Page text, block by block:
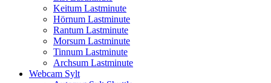
Keitum Lastminute
Hörnum Lastminute
Rantum Lastminute
Morsum Lastminute
Tinnum Lastminute
Archsum Lastminute
Webcam Sylt